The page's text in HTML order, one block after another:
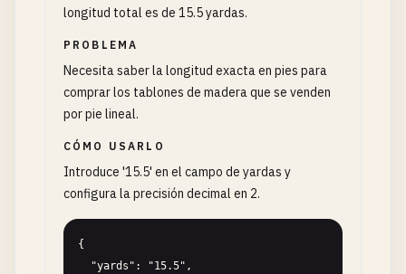
longitud total es de 15.5 yardas.
PROBLEMA
Necesita saber la longitud exacta en pies para
comprar los tablones de madera que se venden
por pie lineal.
CÓMO USARLO
Introduce '15.5' en el campo de yardas y
configura la precisión decimal en 2.
{